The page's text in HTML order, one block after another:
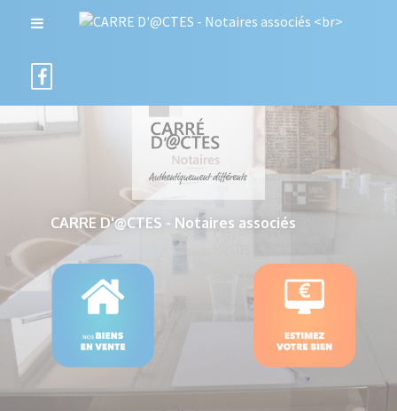
CARRE D'@CTES - Notaires associés